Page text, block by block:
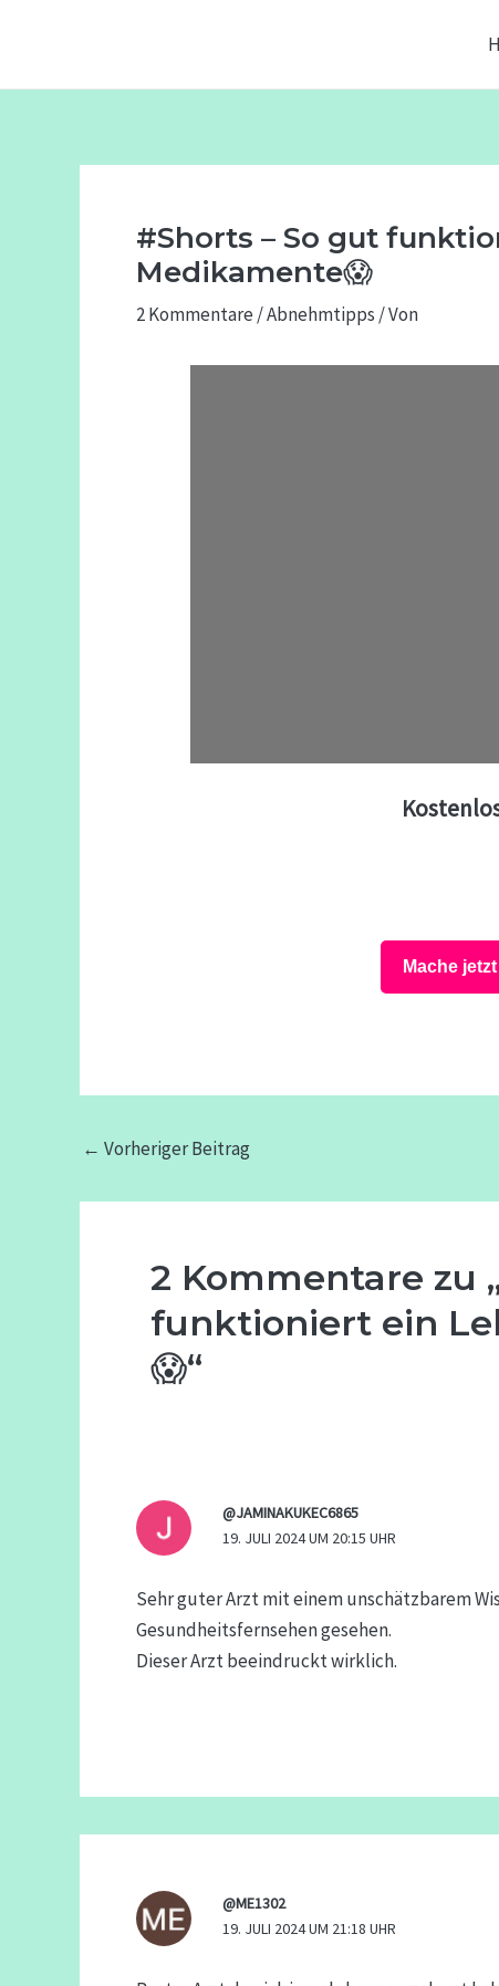
#Shorts – So gut
Medikamente😱
2 Kommentare /Abnehmtipps / Von
Mache
← Vorheriger Beitrag
2 Kommentare zu
funktioniert ein
😱“
@JAMINAKUKEC6865
19. JULI 2024 UM 20:15 UHR
Sehr guter Arzt mit einem unschätzbarem
Gesundheitsfernsehen gesehen.
Dieser Arzt beeindruckt wirklich.
@ME1302
19. JULI 2024 UM 21:18 UHR